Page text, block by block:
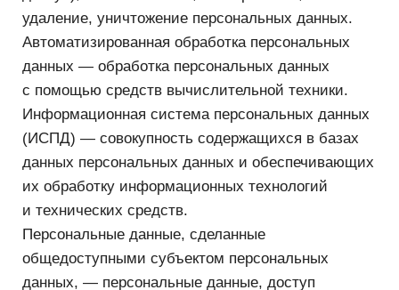
временное прекращение обработки персональных
данных (за исключением случаев, если
обработка необходима для уточнения
персональных данных).
Уничтожение персональных данных — действия,
в результате которых становится невозможным
восстановить содержание персональных данных
в информационной системе персональных
данных и (или) в результате которых
уничтожаются материальные носители
персональных данных.
Оператор — организация, самостоятельно или
совместно с другими лицами организующая
обработку персональных данных, а также